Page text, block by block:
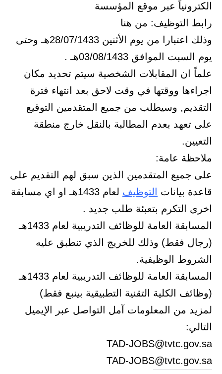
الكترونياً عبر موقع المؤسسة
رابط التوظيف: من هنا
وذلك اعتبارا من يوم الأثنين 28/07/1433هـ وحتى
يوم السبت الموافق 03/08/1433هـ .
علماً ان المقابلات الشخصية سيتم تحديد مكان
اجراءها ووقتها في وقت لاحق بعد انتهاء فترة
التقديم, وسيطلب من جميع المتقدمين التوقيع
على تعهد بعدم المطالبة بالنقل خارج منطقة
التعيين.
ملاحظة عامة:
على جميع المتقدمين الذين سبق لهم التقديم على
قاعدة بيانات
التوظيف
لعام 1433هـ او اي مسابقة
اخرى التكرم بتعبئة طلب جديد .
المسابقة العامة للوظائف التدريبية لعام 1433هـ
(رجال فقط) وذلك للخريج الذي تنطبق عليه
الشروط الوظيفية.
المسابقة العامة للوظائف التدريبية لعام 1433هـ
(وظائف الكلية التقنية التطبيقية بينبع فقط)
لمزيد من المعلومات آمل التواصل عبر الإيميل
التالي:
TAD-JOBS@tvtc.gov.sa
TAD-JOBS@tvtc.gov.sa